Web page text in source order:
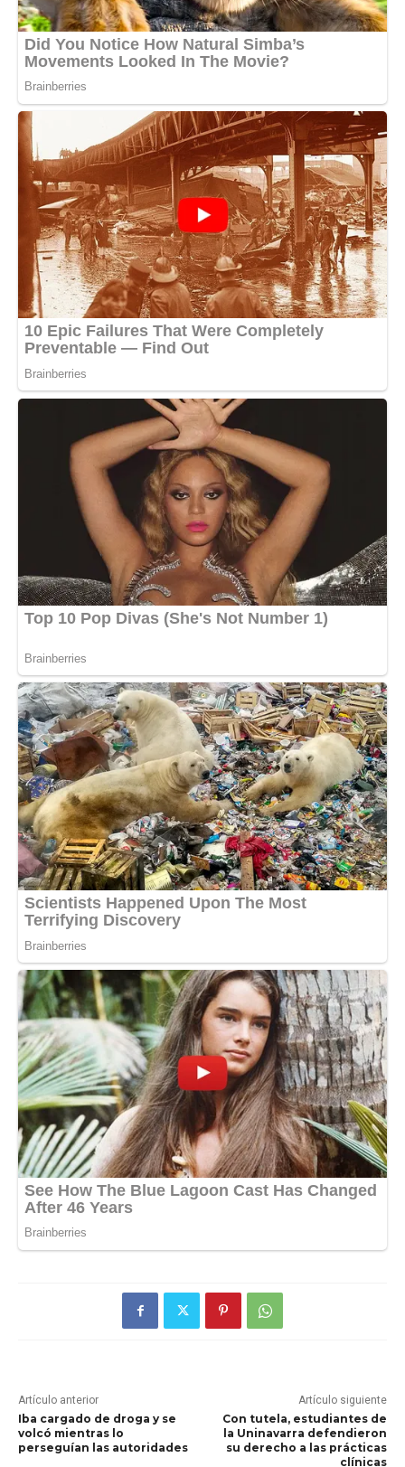
Artículo anterior
Iba cargado de droga y se
volcó mientras lo
perseguían las autoridades
Artículo siguiente
Con tutela, estudiantes de
la Uninavarra defendieron
su derecho a las prácticas
clínicas